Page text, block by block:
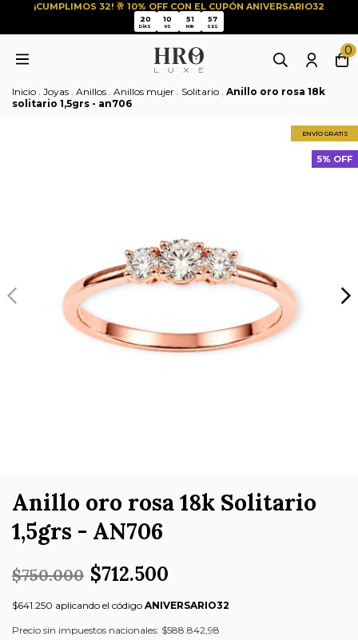
¡CUMPLIMOS 32! 🥂 10% OFF CON EL CUPÓN ANIVERSARIO32
20
20
DÍAS
10
10
HS
51
51
MIN
57
56
SEG
0
Inicio Joyas Anillos Anillos mujer Solitario Anillo oro rosa 18k
solitario 1,5grs - an706
ENVÍO GRATIS
5% OFF
Anillo oro rosa 18k Solitario
1,5grs - AN706
$750.000 $712.500
$641.250 aplicando el código ANIVERSARIO32
Precio sin impuestos nacionales: $588.842,98